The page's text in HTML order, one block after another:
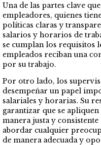
Una de las partes clave
empleadores, quienes
políticas claras y
salarios y horarios de
se cumplan los requisitos
empleados reciban una
por su trabajo.
Por otro lado, los
desempeñar un papel
salariales y horarias. Su
garantizar que se
manera justa y
abordar cualquier
de manera adecuada y